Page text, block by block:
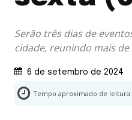
Serão três dias de
cidade, reunindo mais
6 de setembro de 2024
Tempo aproximado de leitura: